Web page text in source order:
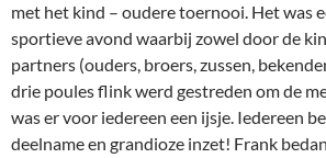
met het kind – oudere toernooi. Het was
sportieve avond waarbij zowel door de
partners (ouders, broers, zussen,
drie poules flink werd gestreden om de
was er voor iedereen een ijsje. Iedereen
deelname en grandioze inzet! Frank